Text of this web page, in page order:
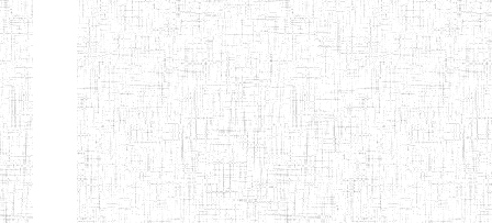
Etablissements